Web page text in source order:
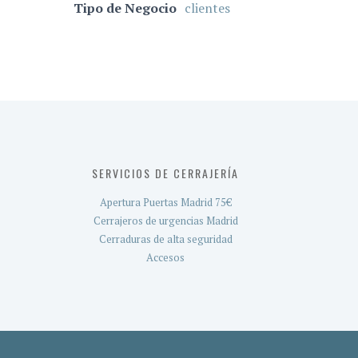
Tipo de Negocio clientes
SERVICIOS DE CERRAJERÍA
Apertura Puertas Madrid 75€
Cerrajeros de urgencias Madrid
Cerraduras de alta seguridad
Accesos